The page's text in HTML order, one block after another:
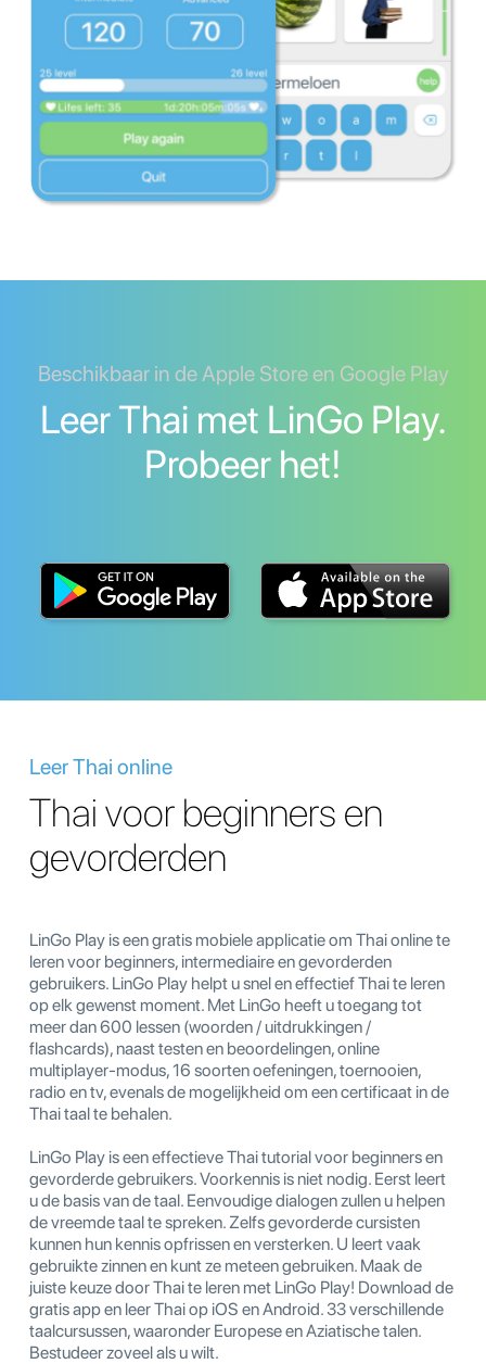
Beschikbaar in de Apple Store en Google Play
Leer Thai met LinGo Play.
Probeer het!
Leer Thai online
Thai voor beginners en
gevorderden
LinGo Play is een gratis mobiele applicatie om Thai online te
leren voor beginners, intermediaire en gevorderden
gebruikers. LinGo Play helpt u snel en effectief Thai te leren
op elk gewenst moment. Met LinGo heeft u toegang tot
meer dan 600 lessen (woorden / uitdrukkingen /
flashcards), naast testen en beoordelingen, online
multiplayer-modus, 16 soorten oefeningen, toernooien,
radio en tv, evenals de mogelijkheid om een certificaat in de
Thai taal te behalen.
LinGo Play is een effectieve Thai tutorial voor beginners en
gevorderde gebruikers. Voorkennis is niet nodig. Eerst leert
u de basis van de taal. Eenvoudige dialogen zullen u helpen
de vreemde taal te spreken. Zelfs gevorderde cursisten
kunnen hun kennis opfrissen en versterken. U leert vaak
gebruikte zinnen en kunt ze meteen gebruiken. Maak de
juiste keuze door Thai te leren met LinGo Play! Download de
gratis app en leer Thai op iOS en Android. 33 verschillende
taalcursussen, waaronder Europese en Aziatische talen.
Bestudeer zoveel als u wilt.